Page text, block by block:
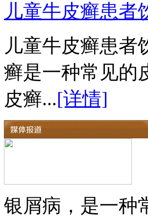
儿童牛皮癣患者
儿童牛皮癣患者
癣是一种常见的
皮癣...[详情]
银屑病，是一种